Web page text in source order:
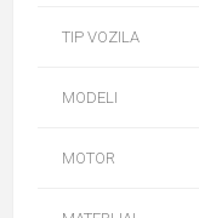
TIP VOZILA
MODELI
MOTOR